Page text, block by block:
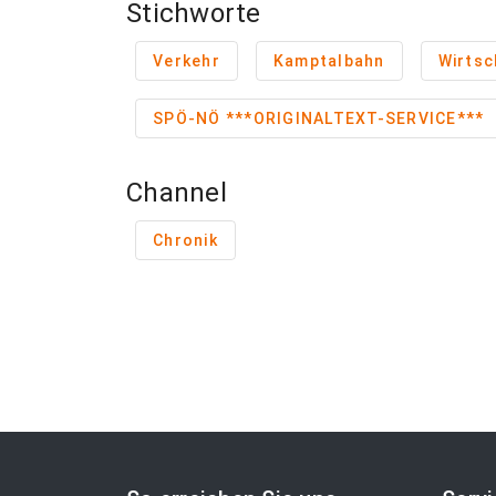
Stichworte
Verkehr Kamptalbahn
SPÖ-NÖ ***ORIGINALTEXT-SERVICE***
Channel
Chronik